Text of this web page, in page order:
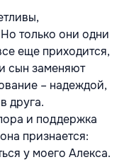
только они одни
еще приходится,
сын заменяют
– надеждой,
друга.
и поддержка
признается:
у моего Алекса.